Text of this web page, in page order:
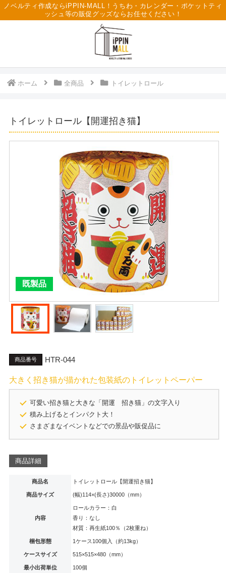
ノベルティ作成ならiPPIN-MALL！うちわ・カレンダー・ポケットティ
ッシュ等の販促グッズならお任せください！
ホーム 全商品 トイレットロール
トイレットロール【開運招き猫】
既製品
商品番号 HTR-044
大きく招き猫が描かれた包装紙のトイレットペーパー
可愛い招き猫と大きな「開運 招き猫」の文字入り
積み上げるとインパクト大！
さまざまなイベントなどでの景品や販促品に
商品詳細
商品名 トイレットロール【開運招き猫】
商品サイズ (幅)114×(長さ)30000（mm）
内容
ロールカラー：白
香り：なし
材質：再生紙100％（2枚重ね）
梱包形態 1ケース100個入（約13kg）
ケースサイズ 515×515×480（mm）
最小出荷単位 100個